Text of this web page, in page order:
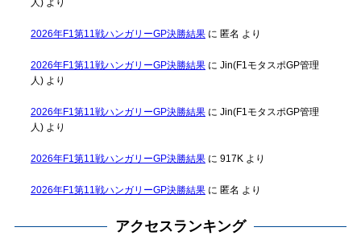
人)より
2026年F1第11戦ハンガリーGP決勝結果に 匿名 より
2026年F1第11戦ハンガリーGP決勝結果に Jin(F1モタスポGP管理
人)より
2026年F1第11戦ハンガリーGP決勝結果に Jin(F1モタスポGP管理
人)より
2026年F1第11戦ハンガリーGP決勝結果に 917Kより
2026年F1第11戦ハンガリーGP決勝結果に 匿名 より
アクセスランキング